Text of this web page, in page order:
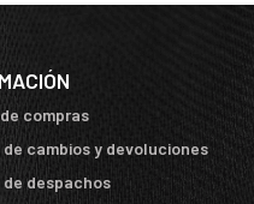
compras
cambios y devoluciones
despachos